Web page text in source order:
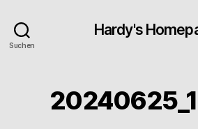
Suchen
Hardy's